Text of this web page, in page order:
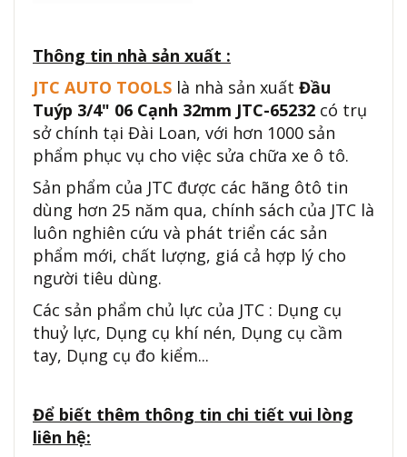
Thông tin nhà sản xuất :
JTC AUTO TOOLS là nhà sản xuất Đầu
Tuýp 3/4" 06 Cạnh 32mm JTC-65232 có trụ
sở chính tại Đài Loan, với hơn 1000 sản
phẩm phục vụ cho việc sửa chữa xe ô tô.
Sản phẩm của JTC được các hãng ôtô tin
dùng hơn 25 năm qua, chính sách của JTC là
luôn nghiên cứu và phát triển các sản
phẩm mới, chất lượng, giá cả hợp lý cho
người tiêu dùng.
Các sản phẩm chủ lực của JTC : Dụng cụ
thuỷ lực, Dụng cụ khí nén, Dụng cụ cầm
tay, Dụng cụ đo kiểm...
Để biết thêm thông tin chi tiết vui lòng
liên hệ: